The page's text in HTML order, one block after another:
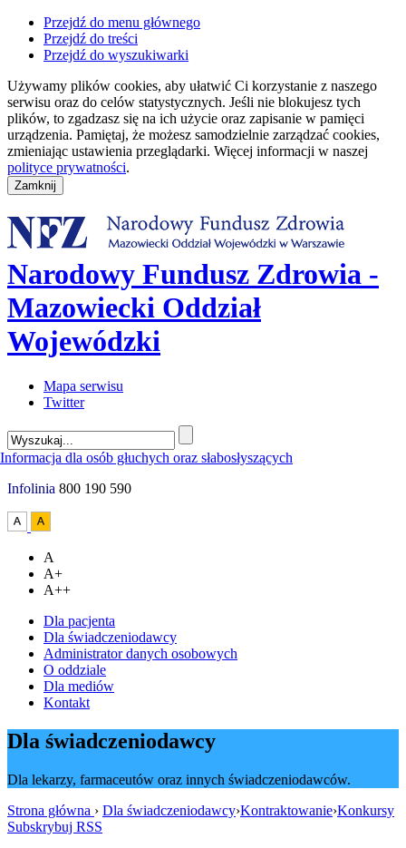
Przejdź do menu głównego
Przejdź do treści
Przejdź do wyszukiwarki
Używamy plików cookies, aby ułatwić Ci korzystanie z naszego
serwisu oraz do celów statystycznych. Jeśli nie blokujesz tych
plików, to zgadzasz się na ich użycie oraz zapisanie w pamięci
urządzenia. Pamiętaj, że możesz samodzielnie zarządzać cookies,
zmieniając ustawienia przeglądarki. Więcej informacji w naszej
polityce prywatności.
Narodowy Fundusz Zdrowia -
Mazowiecki Oddział
Wojewódzki
Mapa serwisu
Twitter
Infolinia 800 190 590
A
A+
A++
Dla pacjenta
Dla świadczeniodawcy
Administrator danych osobowych
O oddziale
Dla mediów
Kontakt
Dla świadczeniodawcy
Dla lekarzy, farmaceutów oraz innych świadczeniodawców.
Strona główna › Dla świadczeniodawcy›Kontraktowanie›Konkursy
Subskrybuj RSS